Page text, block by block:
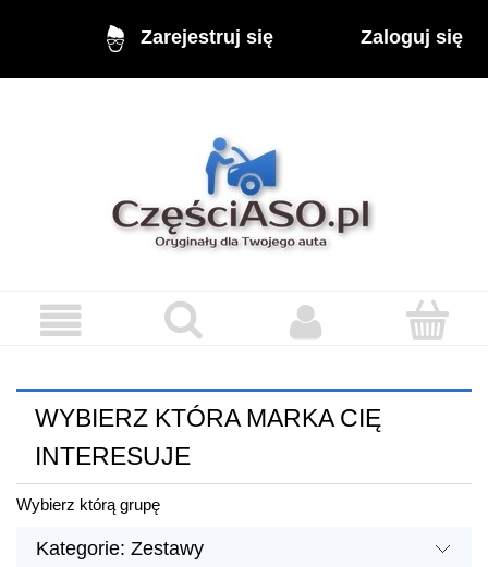
Zarejestruj się Zaloguj się
WYBIERZ KTÓRA MARKA CIĘ
INTERESUJE
Wybierz którą grupę
Kategorie: Zestawy